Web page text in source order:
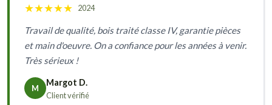
★★★★★ 2024
Travail de qualité, bois traité classe IV, garantie pièces
et main d'oeuvre. On a confiance pour les années à venir.
Très sérieux !
M
Margot D.
Client vérifié